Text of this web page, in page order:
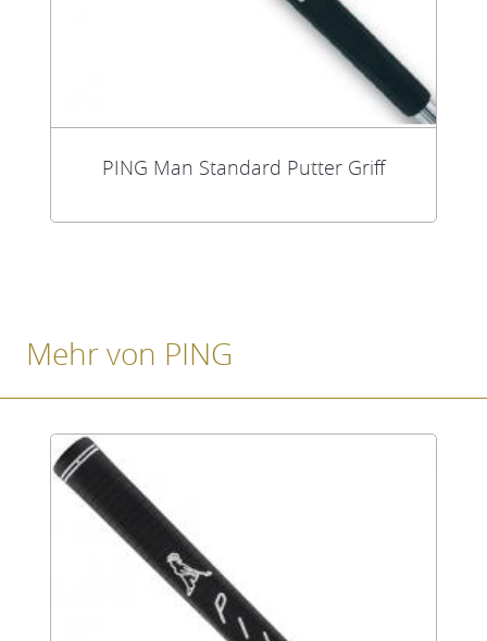
PING Man Standard Putter Griff
Mehr von PING